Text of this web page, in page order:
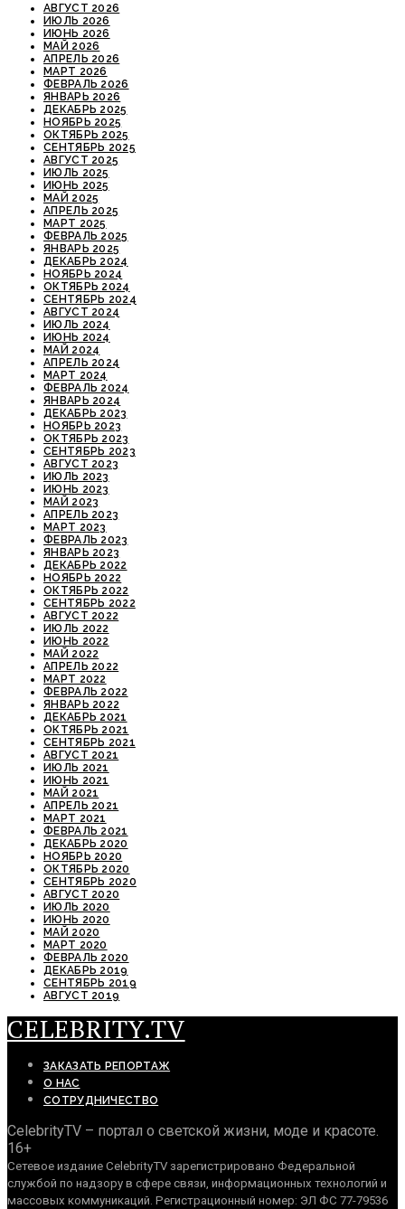
АВГУСТ 2026
ИЮЛЬ 2026
ИЮНЬ 2026
МАЙ 2026
АПРЕЛЬ 2026
МАРТ 2026
ФЕВРАЛЬ 2026
ЯНВАРЬ 2026
ДЕКАБРЬ 2025
НОЯБРЬ 2025
ОКТЯБРЬ 2025
СЕНТЯБРЬ 2025
АВГУСТ 2025
ИЮЛЬ 2025
ИЮНЬ 2025
МАЙ 2025
АПРЕЛЬ 2025
МАРТ 2025
ФЕВРАЛЬ 2025
ЯНВАРЬ 2025
ДЕКАБРЬ 2024
НОЯБРЬ 2024
ОКТЯБРЬ 2024
СЕНТЯБРЬ 2024
АВГУСТ 2024
ИЮЛЬ 2024
ИЮНЬ 2024
МАЙ 2024
АПРЕЛЬ 2024
МАРТ 2024
ФЕВРАЛЬ 2024
ЯНВАРЬ 2024
ДЕКАБРЬ 2023
НОЯБРЬ 2023
ОКТЯБРЬ 2023
СЕНТЯБРЬ 2023
АВГУСТ 2023
ИЮЛЬ 2023
ИЮНЬ 2023
МАЙ 2023
АПРЕЛЬ 2023
МАРТ 2023
ФЕВРАЛЬ 2023
ЯНВАРЬ 2023
ДЕКАБРЬ 2022
НОЯБРЬ 2022
ОКТЯБРЬ 2022
СЕНТЯБРЬ 2022
АВГУСТ 2022
ИЮЛЬ 2022
ИЮНЬ 2022
МАЙ 2022
АПРЕЛЬ 2022
МАРТ 2022
ФЕВРАЛЬ 2022
ЯНВАРЬ 2022
ДЕКАБРЬ 2021
ОКТЯБРЬ 2021
СЕНТЯБРЬ 2021
АВГУСТ 2021
ИЮЛЬ 2021
ИЮНЬ 2021
МАЙ 2021
АПРЕЛЬ 2021
МАРТ 2021
ФЕВРАЛЬ 2021
ДЕКАБРЬ 2020
НОЯБРЬ 2020
ОКТЯБРЬ 2020
СЕНТЯБРЬ 2020
АВГУСТ 2020
ИЮЛЬ 2020
ИЮНЬ 2020
МАЙ 2020
МАРТ 2020
ФЕВРАЛЬ 2020
ДЕКАБРЬ 2019
СЕНТЯБРЬ 2019
АВГУСТ 2019
CELEBRITY.TV
ЗАКАЗАТЬ РЕПОРТАЖ
О НАС
СОТРУДНИЧЕСТВО
CelebrityTV – портал о светской жизни, моде и красоте.
16+
Сетевое издание CelebrityTV зарегистрировано Федеральной
службой по надзору в сфере связи, информационных технологий и
массовых коммуникаций. Регистрационный номер: ЭЛ ФС 77-79536